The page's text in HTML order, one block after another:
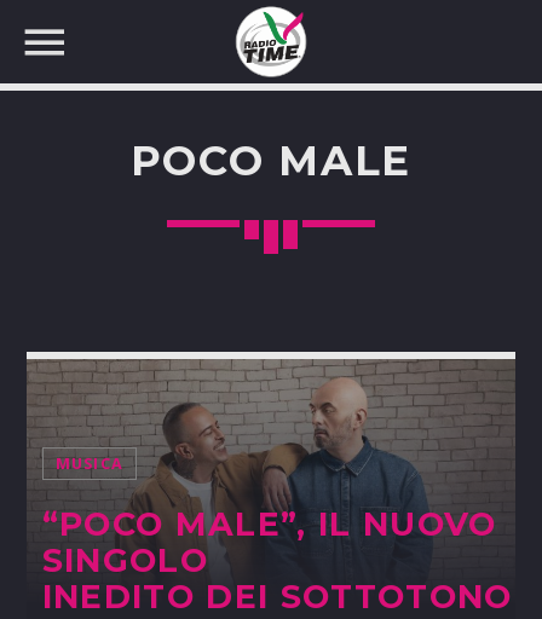
POCO MALE
MUSICA
“POCO MALE”, IL NUOVO
SINGOLO
INEDITO DEI SOTTOTONO